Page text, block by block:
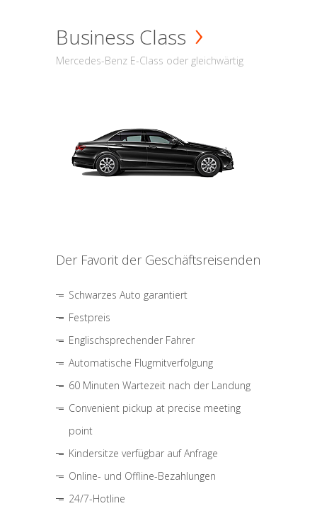
Business Class
Mercedes-Benz E-Class oder gleichwärtig
Der Favorit der Geschäftsreisenden
Schwarzes Auto garantiert
Festpreis
Englischsprechender Fahrer
Automatische Flugmitverfolgung
60 Minuten Wartezeit nach der Landung
Convenient pickup at precise meeting
point
Kindersitze verfügbar auf Anfrage
Online- und Offline-Bezahlungen
24/7-Hotline